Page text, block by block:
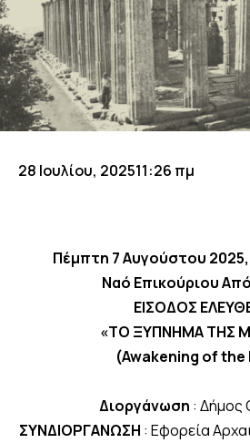
28 Ιουλίου, 202511:26 πμ
Πέμπτη 7 Αυγούστου
Ναό Επικούριου
ΕΙΣΟΔΟΣ
«ΤΟ ΞΥΠΝΗΜΑΤΗΣ
(Awakening of the
Διοργάνωση : Δήμος
ΣΥΝΔΙΟΡΓΑΝΩΣΗ : Εφορεία